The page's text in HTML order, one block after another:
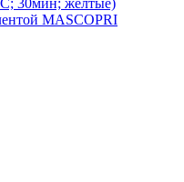
30мин; желтые)
MASCOPRI